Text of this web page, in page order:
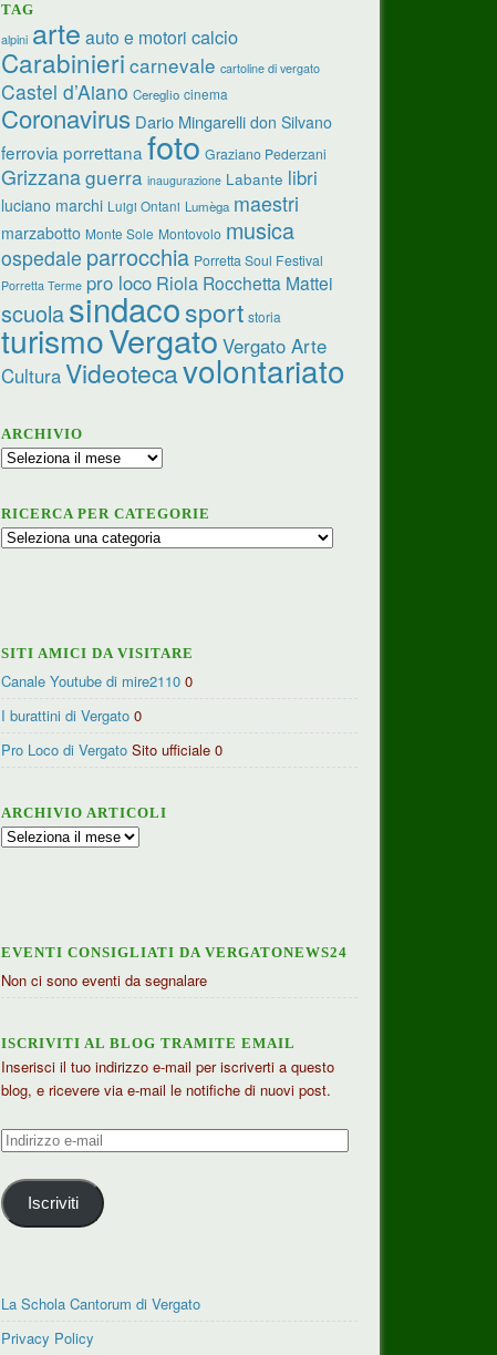
TAG
alpini arte auto e motori calcio
Carabinieri carnevale cartoline di vergato
Castel d’Aiano Cereglio cinema
Coronavirus Dario Mingarelli don Silvano
ferrovia porrettana foto Graziano Pederzani
Grizzanaguerra inaugurazione Labante libri
luciano marchi Luigi Ontani Lumèga maestri
marzabotto Monte Sole Montovolo musica
ospedale parrocchia Porretta Soul Festival
Porretta Terme pro loco Riola Rocchetta Mattei
scuolasindacosport storia
turismoVergato Vergato Arte
CulturaVideotecavolontariato
ARCHIVIO
Archivio
RICERCA PER CATEGORIE
Ricerca
SITI AMICI DA VISITARE
Canale Youtube di mire2110 0
I burattini di Vergato 0
Pro Loco di Vergato Sito ufficiale 0
ARCHIVIO ARTICOLI
Archivio
EVENTI CONSIGLIATI DA VERGATONEWS24
Non ci sono eventi da segnalare
ISCRIVITI AL BLOG TRAMITE EMAIL
Inserisci il tuo indirizzo e-mail per iscriverti a questo
blog, e ricevere via e-mail le notifiche di nuovi post.
Indirizzo
mail
Iscriviti
La Schola Cantorum di Vergato
Privacy Policy